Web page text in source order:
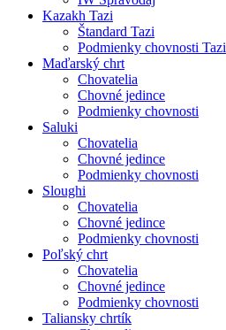
Kazakh Tazi
Štandard Tazi
Podmienky chovnosti Tazi
Maďarský chrt
Chovatelia
Chovné jedince
Podmienky chovnosti
Saluki
Chovatelia
Chovné jedince
Podmienky chovnosti
Sloughi
Chovatelia
Chovné jedince
Podmienky chovnosti
Poľský chrt
Chovatelia
Chovné jedince
Podmienky chovnosti
Taliansky chrtík